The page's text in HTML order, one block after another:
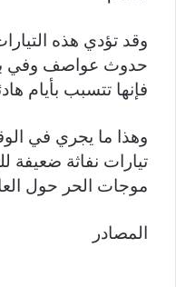
وقد تؤدي هذه
حدوث عواصف وفي
فإنها تتسبب بأيام
وهذا ما يجري في
تيارات نفاثة ضعيفة
موجات الحر حول
المصادر